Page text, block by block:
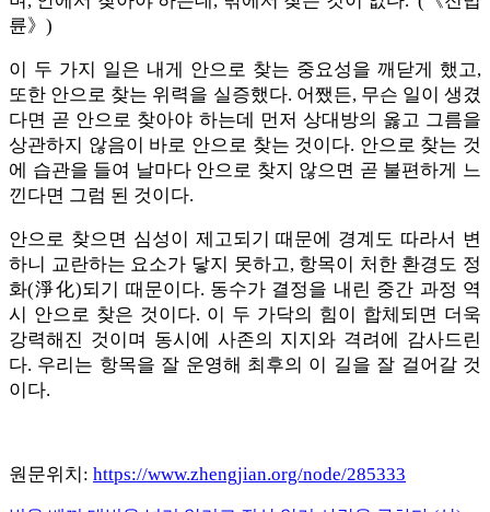
륜》)
이 두 가지 일은 내게 안으로 찾는 중요성을 깨닫게 했고,
또한 안으로 찾는 위력을 실증했다. 어쨌든, 무슨 일이 생겼
다면 곧 안으로 찾아야 하는데 먼저 상대방의 옳고 그름을
상관하지 않음이 바로 안으로 찾는 것이다. 안으로 찾는 것
에 습관을 들여 날마다 안으로 찾지 않으면 곧 불편하게 느
낀다면 그럼 된 것이다.
안으로 찾으면 심성이 제고되기 때문에 경계도 따라서 변
하니 교란하는 요소가 닿지 못하고, 항목이 처한 환경도 정
화(淨化)되기 때문이다. 동수가 결정을 내린 중간 과정 역
시 안으로 찾은 것이다. 이 두 가닥의 힘이 합체되면 더욱
강력해진 것이며 동시에 사존의 지지와 격려에 감사드린
다. 우리는 항목을 잘 운영해 최후의 이 길을 잘 걸어갈 것
이다.
원문위치: https://www.zhengjian.org/node/285333